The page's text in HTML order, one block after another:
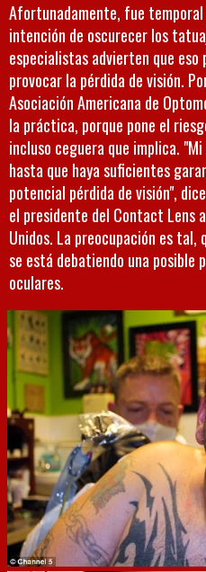
Afortunadamente, fue
intención de oscurecer los
especialistas advierten que eso
provocar la pérdida de visión.
Asociación Americana de
la práctica, porque pone el
incluso ceguera que implica.
hasta que haya suficientes
potencial pérdida de visión",
el presidente del Contact Lens
Unidos. La preocupación es tal,
se está debatiendo una posible
oculares.